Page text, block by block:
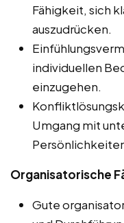
Fähigkeit, sich
auszudrücken.
individuellen
einzugehen.
Umgang mit
Organisatorische
Gute